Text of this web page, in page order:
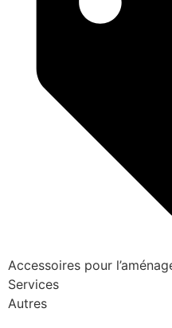
Accessoires pour
Services
Autres